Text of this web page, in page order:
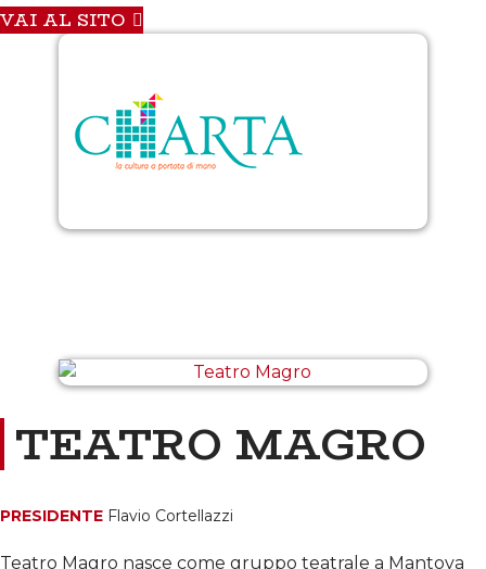
VAI AL SITO
TEATRO MAGRO
PRESIDENTE Flavio Cortellazzi
Teatro Magro nasce come gruppo teatrale a Mantova